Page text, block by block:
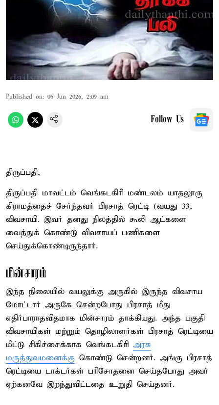
Published on: 06 Jun 2026, 2:09 am
Follow Us
திருப்பதி,
திருப்பதி மாவட்டம் வெங்கடகிரி மண்டலம் யாதலூரு
கிராமத்தைச் சேர்ந்தவர் பிரசாத் ரெட்டி (வயது 33,
விவசாயி. இவர் தனது நிலத்தில் கூலி ஆட்களை
வைத்துக் கொண்டு விவசாயப் பணிகளை
செய்துக்கொண்டிருந்தார்.
மின்சாரம்
இந்த நிலையில் வயலுக்கு அருகில் இருந்த விவசாய
மோட்டார் அருகே சென்றபோது பிரசாத் மீது
எதிர்பாராதவிதமாக மின்சாரம் தாக்கியது. அந்த பகுதி
விவசாயிகள் மற்றும் தொழிலாளர்கள் பிரசாத் ரெட்டியை
மீட்டு சிகிச்சைக்காக வெங்கடகிரி அரசு
மருத்துவமனைக்கு கொண்டு சென்றனர். அங்கு பிரசாத்
ரெட்டியை டாக்டர்கள் பரிசோதனை செய்தபோது அவர்
ஏற்கனவே இறந்துவிட்டதை உறுதி செய்தனர்.